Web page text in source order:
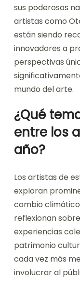
sus poderosas
artistas como
están siendo
innovadores a
perspectivas
mundo del arte.
¿Qué
entre los
año?
Los artistas de
exploran
cambio
reflexionan
experiencias
patrimonio
cada vez más
involucrar al